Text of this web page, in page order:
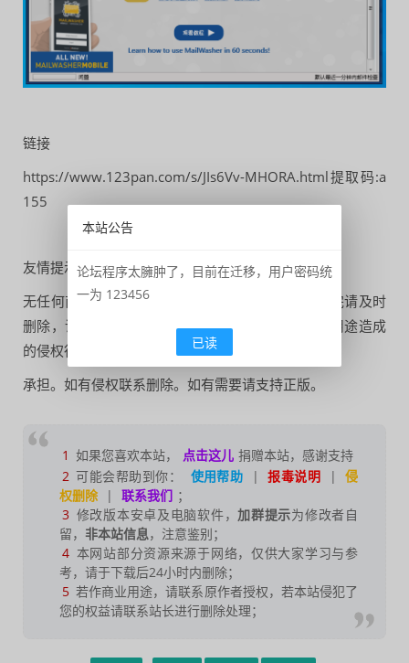
链接
https://www.123pan.com/s/JIs6Vv-MHORA.html提取码:a
155
友情提示：
无任何商业目的，纯粹的方便论坛朋友测试，测试完请及时
删除，请勿转载用作商业用途，任何转载用作商业用途造成
的侵权行为由转载者
承担。如有侵权联系删除。如有需要请支持正版。
1 如果您喜欢本站， 点击这儿 捐赠本站，感谢支持
2 可能会帮助到你： 使用帮助 | 报毒说明 |
侵
权删除
| 联系我们 ；
3 修改版本安卓及电脑软件，加群提示为修改者自
留， 非本站信息，注意鉴别；
4 本网站部分资源来源于网络，仅供大家学习与参
考，请于下载后24小时内删除；
5 若作商业用途，请联系原作者授权，若本站侵犯了
您的权益请联系站长进行删除处理；
本站公告
论坛程序太臃肿了，目前在迁移，用户密码统
一为 123456
已读